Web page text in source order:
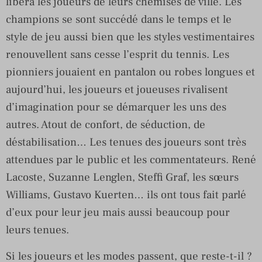
champions se sont succédé dans le temps et le
style de jeu aussi bien que les styles vestimentaires
renouvellent sans cesse l’esprit du tennis. Les
pionniers jouaient en pantalon ou robes longues et
aujourd’hui, les joueurs et joueuses rivalisent
d’imagination pour se démarquer les uns des
autres. Atout de confort, de séduction, de
déstabilisation… Les tenues des joueurs sont très
attendues par le public et les commentateurs. René
Lacoste, Suzanne Lenglen, Steffi Graf, les sœurs
Williams, Gustavo Kuerten… ils ont tous fait parlé
d’eux pour leur jeu mais aussi beaucoup pour
leurs tenues.
Si les joueurs et les modes passent, que reste-t-il ?